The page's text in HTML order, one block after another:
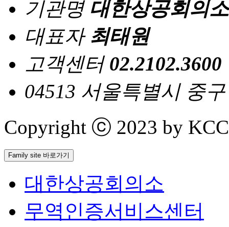
기관명 대한상공회의소
대표자 최태원
고객센터 02.2102.3600
04513 서울특별시 중
Copyright ⓒ 2023 by
Family site 바로가기
대한상공회의소
무역인증서비스센터